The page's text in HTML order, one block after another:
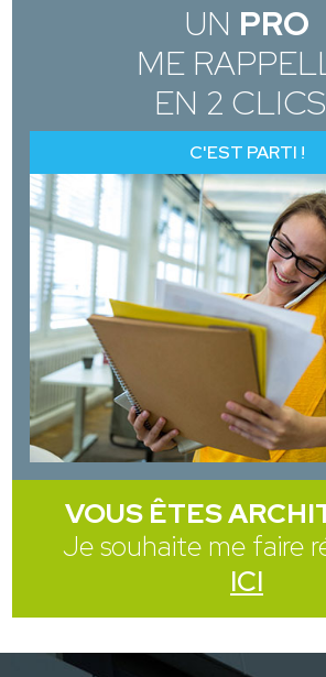
UN PRO
ME
EN 2
C'EST PARTI !
VOUS ÊTES
Je souhaite me faire
ICI